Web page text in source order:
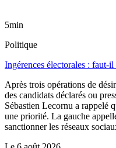
5min
Politique
Ingérences électorales : faut-
Après trois opérations de
des candidats déclarés ou
Sébastien Lecornu a rappelé
une priorité. La gauche
sanctionner les réseaux